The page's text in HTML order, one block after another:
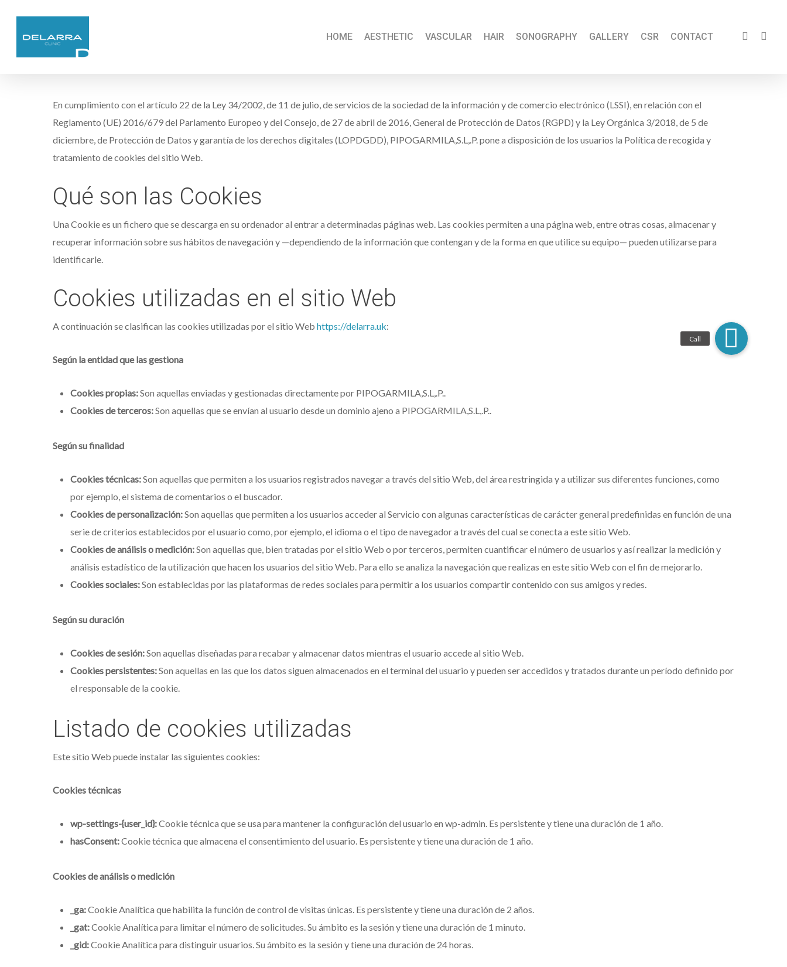
HOME AESTHETIC VASCULAR HAIR SONOGRAPHY GALLERY CSR CONTACT
En cumplimiento con el artículo 22 de la Ley 34/2002, de 11 de julio, de servicios de la sociedad de la información y de comercio electrónico (LSSI), en relación con el
Reglamento (UE) 2016/679 del Parlamento Europeo y del Consejo, de 27 de abril de 2016, General de Protección de Datos (RGPD) y la Ley Orgánica 3/2018, de 5 de
diciembre, de Protección de Datos y garantía de los derechos digitales (LOPDGDD), PIPOGARMILA,S.L,.P. pone a disposición de los usuarios la Política de recogida y
tratamiento de cookies del sitio Web.
Qué son las Cookies
Una Cookie es un fichero que se descarga en su ordenador al entrar a determinadas páginas web. Las cookies permiten a una página web, entre otras cosas, almacenar y
recuperar información sobre sus hábitos de navegación y —dependiendo de la información que contengan y de la forma en que utilice su equipo— pueden utilizarse para
identificarle.
Cookies utilizadas en el sitio Web
A continuación se clasifican las cookies utilizadas por el sitio Web https://delarra.uk:
Según la entidad que las gestiona
Cookies propias:Son aquellas enviadas y gestionadas directamente por PIPOGARMILA,S.L,.P..
Cookies de terceros:Son aquellas que se envían al usuario desde un dominio ajeno a PIPOGARMILA,S.L,.P..
Según su finalidad
Cookies técnicas:Son aquellas que permiten a los usuarios registrados navegar a través del sitio Web, del área restringida y a utilizar sus diferentes funciones, como
por ejemplo, el sistema de comentarios o el buscador.
Cookies de personalización:Son aquellas que permiten a los usuarios acceder al Servicio con algunas características de carácter general predefinidas en función de una
serie de criterios establecidos por el usuario como, por ejemplo, el idioma o el tipo de navegador a través del cual se conecta a este sitio Web.
Cookies de análisis o medición:Son aquellas que, bien tratadas por el sitio Web o por terceros, permiten cuantificar el número de usuarios y así realizar la medición y
análisis estadístico de la utilización que hacen los usuarios del sitio Web. Para ello se analiza la navegación que realizas en este sitio Web con el fin de mejorarlo.
Cookies sociales:Son establecidas por las plataformas de redes sociales para permitir a los usuarios compartir contenido con sus amigos y redes.
Según su duración
Cookies de sesión:Son aquellas diseñadas para recabar y almacenar datos mientras el usuario accede al sitio Web.
Cookies persistentes:Son aquellas en las que los datos siguen almacenados en el terminal del usuario y pueden ser accedidos y tratados durante un período definido por
el responsable de la cookie.
Listado de cookies utilizadas
Este sitio Web puede instalar las siguientes cookies:
Cookies técnicas
wp-settings-{user_id}:Cookie técnica que se usa para mantener la configuración del usuario en wp-admin. Es persistente y tiene una duración de 1 año.
hasConsent:Cookie técnica que almacena el consentimiento del usuario. Es persistente y tiene una duración de 1 año.
Cookies de análisis o medición
_ga:Cookie Analítica que habilita la función de control de visitas únicas. Es persistente y tiene una duración de 2 años.
_gat:Cookie Analítica para limitar el número de solicitudes. Su ámbito es la sesión y tiene una duración de 1 minuto.
_gid:Cookie Analítica para distinguir usuarios. Su ámbito es la sesión y tiene una duración de 24 horas.